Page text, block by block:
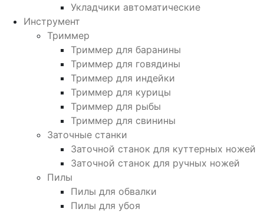
Укладчики автоматические
Инструмент
Триммер
Триммер для баранины
Триммер для говядины
Триммер для индейки
Триммер для курицы
Триммер для рыбы
Триммер для свинины
Заточные станки
Заточной станок для куттерных ножей
Заточной станок для ручных ножей
Пилы
Пилы для обвалки
Пилы для убоя